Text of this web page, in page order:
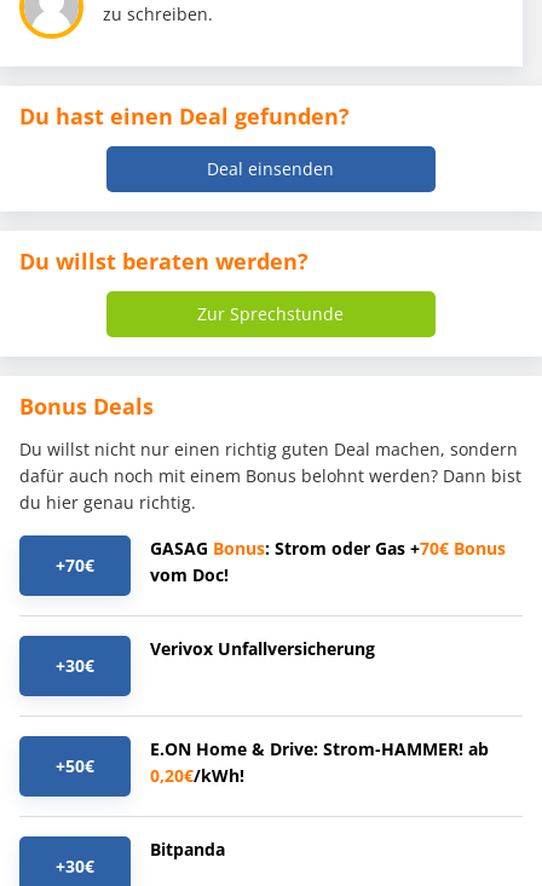
zu schreiben.
Du hast einen Deal gefunden?
Deal einsenden
Du willst beraten werden?
Zur Sprechstunde
Bonus Deals
Du willst nicht nur einen richtig guten Deal machen, sondern
dafür auch noch mit einem Bonus belohnt werden? Dann bist
du hier genau richtig.
+70€
GASAG Bonus: Strom oder Gas +70€ Bonus
vom Doc!
+30€
Verivox Unfallversicherung
+50€
E.ON Home & Drive: Strom-HAMMER! ab
0,20€/kWh!
+30€
Bitpanda